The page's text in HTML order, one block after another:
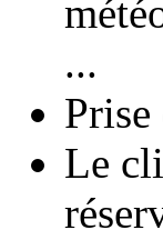
...
Prise
Le